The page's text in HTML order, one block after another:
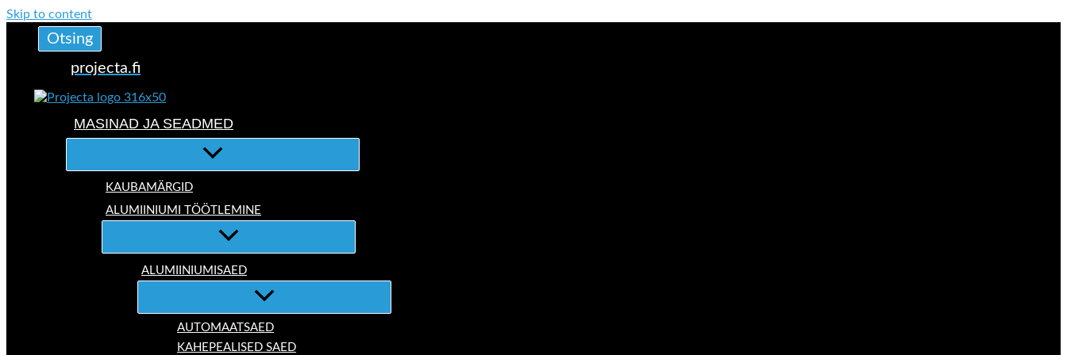
Skip to content
Otsing
projecta.fi
MASINAD JA SEADMED
KAUBAMÄRGID
ALUMIINIUMI TÖÖTLEMINE
ALUMIINIUMISAED
AUTOMAATSAED
KAHEPEALISED SAED